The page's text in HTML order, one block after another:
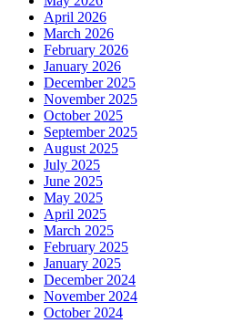
April 2026
March 2026
February 2026
January 2026
December 2025
November 2025
October 2025
September 2025
August 2025
July 2025
June 2025
May 2025
April 2025
March 2025
February 2025
January 2025
December 2024
November 2024
October 2024